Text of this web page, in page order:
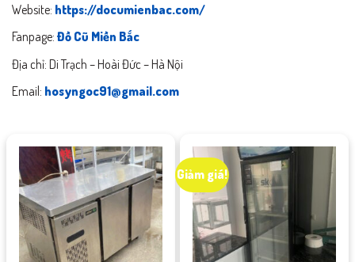
Website: https://documienbac.com/
Fanpage: Đồ Cũ Miền Bắc
Địa chỉ: Di Trạch – Hoài Đức – Hà Nội
Email: hosyngoc91@gmail.com
Giảm giá!